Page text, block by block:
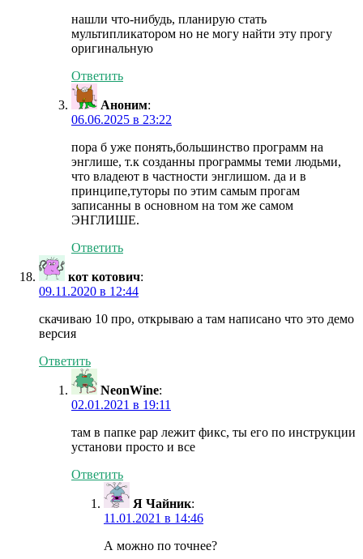
нашли что-нибудь, планирую стать
мультипликатором но не могу найти эту прогу
оригинальную
Ответить
Аноним:
06.06.2025 в 23:22
пора б уже понять,большинство программ на
энглише, т.к созданны программы теми людьми,
что владеют в частности энглишом. да и в
принципе,туторы по этим самым прогам
записанны в основном на том же самом
ЭНГЛИШЕ.
Ответить
кот котович:
09.11.2020 в 12:44
скачиваю 10 про, открываю а там написано что это демо
версия
Ответить
NeonWine:
02.01.2021 в 19:11
там в папке рар лежит фикс, ты его по инструкции
установи просто и все
Ответить
Я Чайник:
11.01.2021 в 14:46
А можно по точнее?